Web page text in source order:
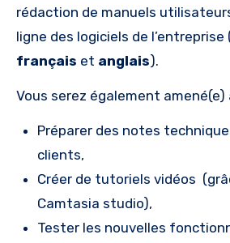
rédaction de manuels
ligne des logiciels de
français et anglais).
Vous serez également amené(e)
Préparer des notes
clients,
Créer de tutoriels vidéos
Camtasia studio),
Tester les nouvelles